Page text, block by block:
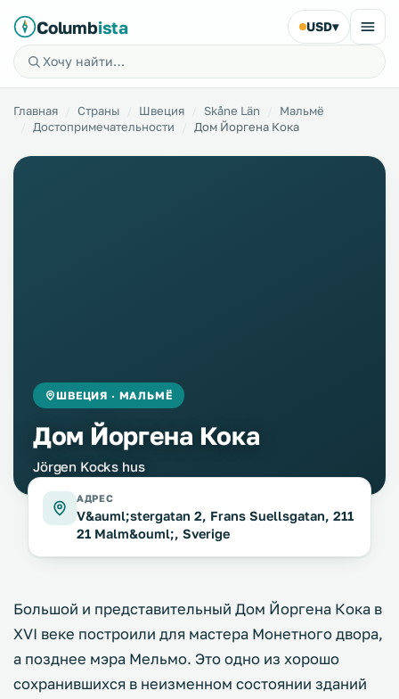
Columbista USD▾
Главная Страны Швеция Skåne Län
Мальмё
Достопримечательности
Дом Йоргена Кока
ШВЕЦИЯ · МАЛЬМЁ
Дом Йоргена Кока
Jörgen Kocks hus
АДРЕС
V&auml;stergatan 2, Frans Suellsgatan, 211
21 Malm&ouml;, Sverige
Большой и представительный Дом Йоргена Кока в
XVI веке построили для мастера Монетного двора,
а позднее мэра Мельмо. Это одно из хорошо
сохранившихся в неизменном состоянии зданий